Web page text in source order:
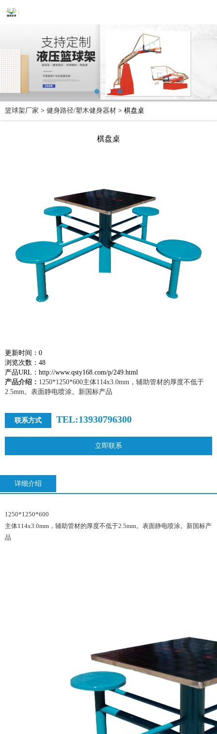
篮球架厂家 > 健身路径/塑木健身器材 > 棋盘桌
棋盘桌
更新时间：0
浏览次数：48
产品URL：http://www.qsty168.com/p/249.html
产品介绍： 1250*1250*600主体114x3.0mm，辅助管材的厚度不低于
2.5mm。表面静电喷涂。新国标产品
联系方式 TEL:13930796300
立即联系
详细介绍
1250*1250*600
主体114x3.0mm，辅助管材的厚度不低于2.5mm。表面静电喷涂。新国标产
品